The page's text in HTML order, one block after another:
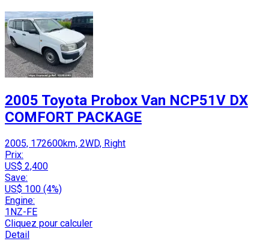
2005 Toyota Probox Van NCP51V DX
COMFORT PACKAGE
2005, 172600km, 2WD, Right
Prix:
US$ 2,400
Save:
US$ 100 (4%)
Engine:
1NZ-FE
Cliquez pour calculer
Detail